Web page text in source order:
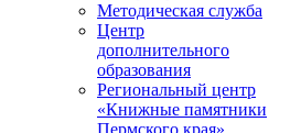
Методическая служба
Центр
дополнительного
образования
Региональный центр
«Книжные памятники
Пермского края»